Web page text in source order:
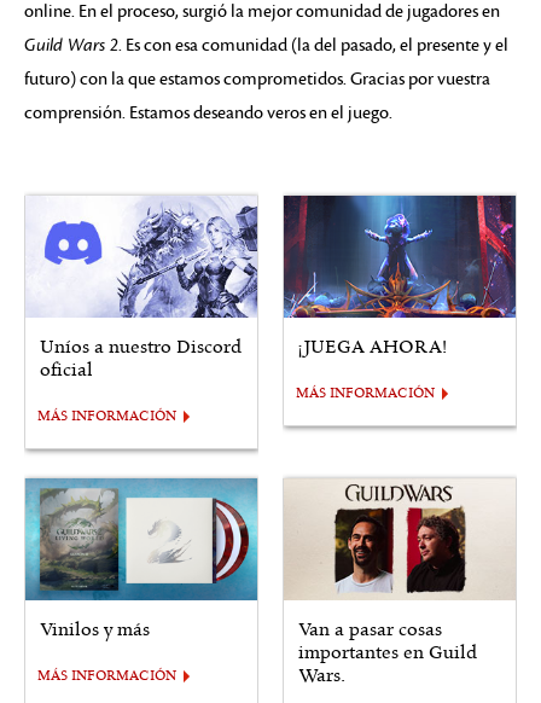
online. En el proceso, surgió la mejor comunidad de jugadores en
Guild Wars 2. Es con esa comunidad (la del pasado, el presente y el
futuro) con la que estamos comprometidos. Gracias por vuestra
comprensión. Estamos deseando veros en el juego.
Uníos a nuestro Discord
oficial
MÁS INFORMACIÓN
¡JUEGA AHORA!
MÁS INFORMACIÓN
Vinilos y más
MÁS INFORMACIÓN
Van a pasar cosas
importantes en Guild
Wars.